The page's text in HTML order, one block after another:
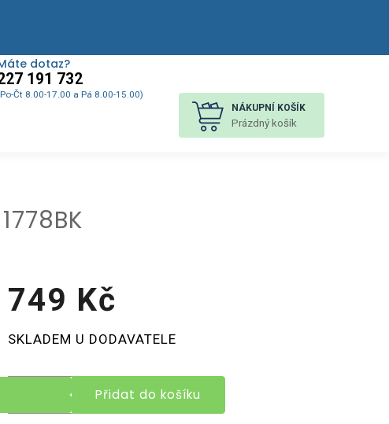
dotaz?
191 732
Čt 8.00-17.00 a Pá 8.00-15.00)
NÁKUPNÍ KOŠÍK
Prázdný košík
749 Kč
cena:
SKLADEM U DODAVATELE
Přidat do košíku